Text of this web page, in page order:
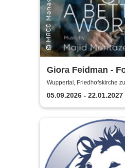
Giora Feidman -
World
Wuppertal, Friedhofskirche
05.09.2026 - 22.01.2027